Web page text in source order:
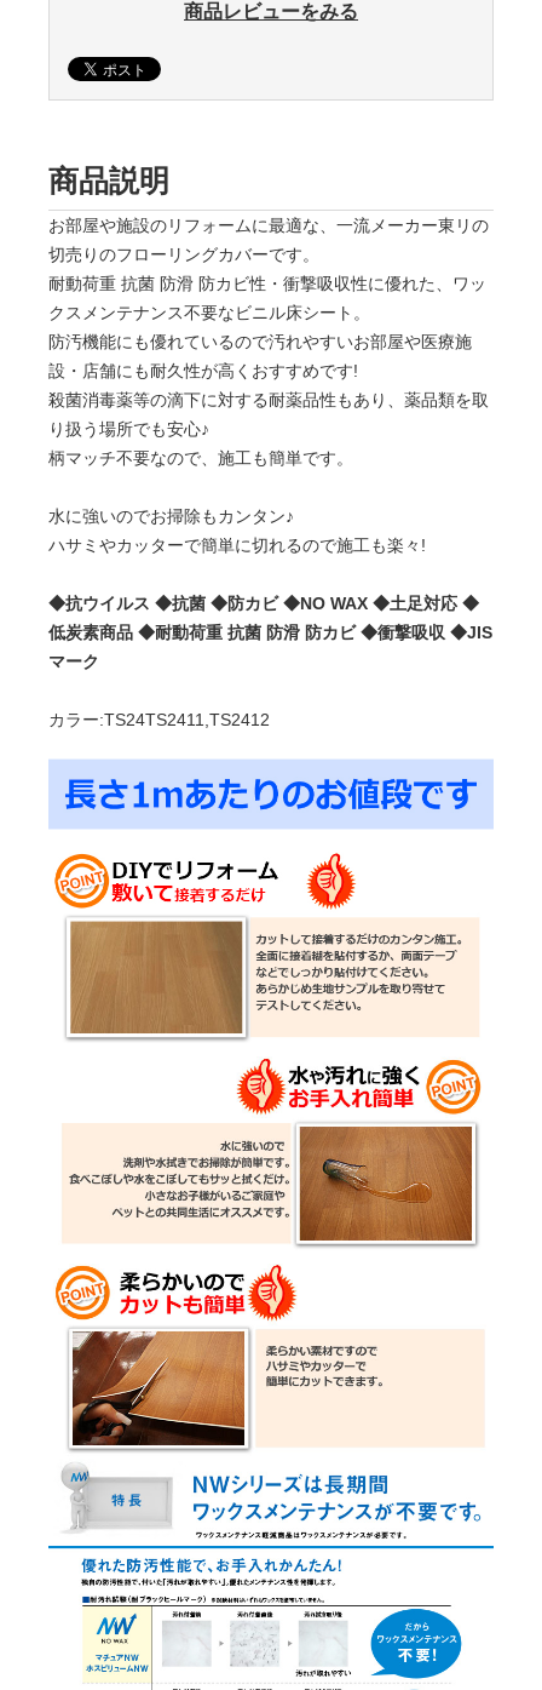
商品レビューをみる
商品説明
お部屋や施設のリフォームに最適な、一流メーカー東リの
切売りのフローリングカバーです。
耐動荷重 抗菌 防滑 防カビ性・衝撃吸収性に優れた、ワッ
クスメンテナンス不要なビニル床シート。
防汚機能にも優れているので汚れやすいお部屋や医療施
設・店舗にも耐久性が高くおすすめです!
殺菌消毒薬等の滴下に対する耐薬品性もあり、薬品類を取
り扱う場所でも安心♪
柄マッチ不要なので、施工も簡単です。
水に強いのでお掃除もカンタン♪
ハサミやカッターで簡単に切れるので施工も楽々!
◆抗ウイルス ◆抗菌 ◆防カビ ◆NO WAX ◆土足対応 ◆
低炭素商品 ◆耐動荷重 抗菌 防滑 防カビ ◆衝撃吸収 ◆JIS
マーク
カラー:TS24TS2411,TS2412